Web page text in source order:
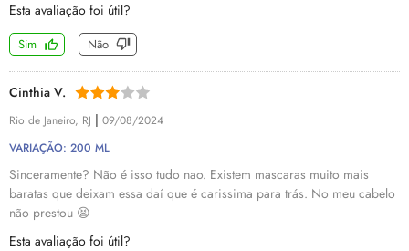
Esta avaliação foi útil?
Sim Não
Cinthia V.
Rio de Janeiro, RJ | 09/08/2024
VARIAÇÃO: 200 ML
Sinceramente? Não é isso tudo nao. Existem mascaras muito mais
baratas que deixam essa daí que é carissima para trás. No meu cabelo
não prestou 😫
Esta avaliação foi útil?